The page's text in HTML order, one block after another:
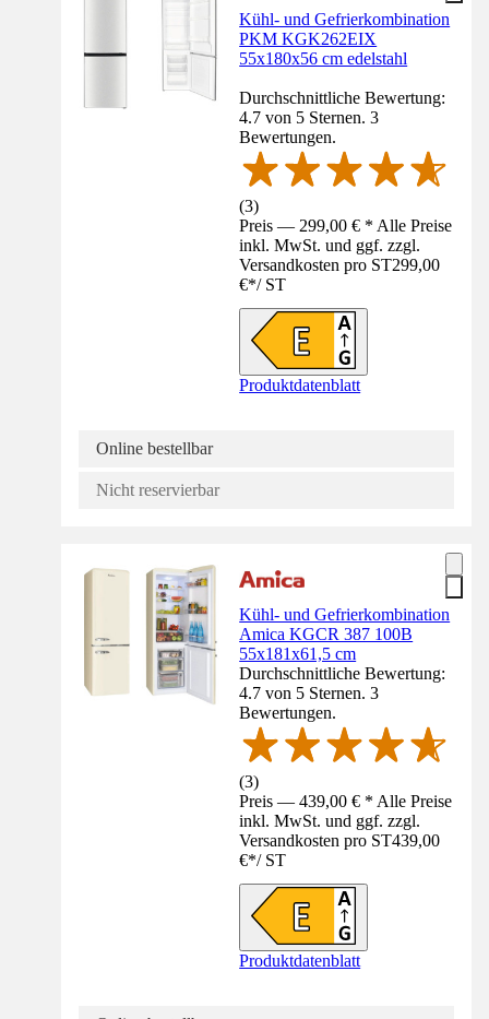
Kühl- und Gefrierkombination
PKM KGK262EIX
55x180x56 cm edelstahl
Durchschnittliche Bewertung:
4.7 von 5 Sternen. 3
Bewertungen.
(3)
Preis — 299,00 € * Alle Preise
inkl. MwSt. und ggf. zzgl.
Versandkosten pro ST299,00
€*/ ST
Produktdatenblatt
Online bestellbar
Nicht reservierbar
Kühl- und Gefrierkombination
Amica KGCR 387 100B
55x181x61,5 cm
Durchschnittliche Bewertung:
4.7 von 5 Sternen. 3
Bewertungen.
(3)
Preis — 439,00 € * Alle Preise
inkl. MwSt. und ggf. zzgl.
Versandkosten pro ST439,00
€*/ ST
Produktdatenblatt